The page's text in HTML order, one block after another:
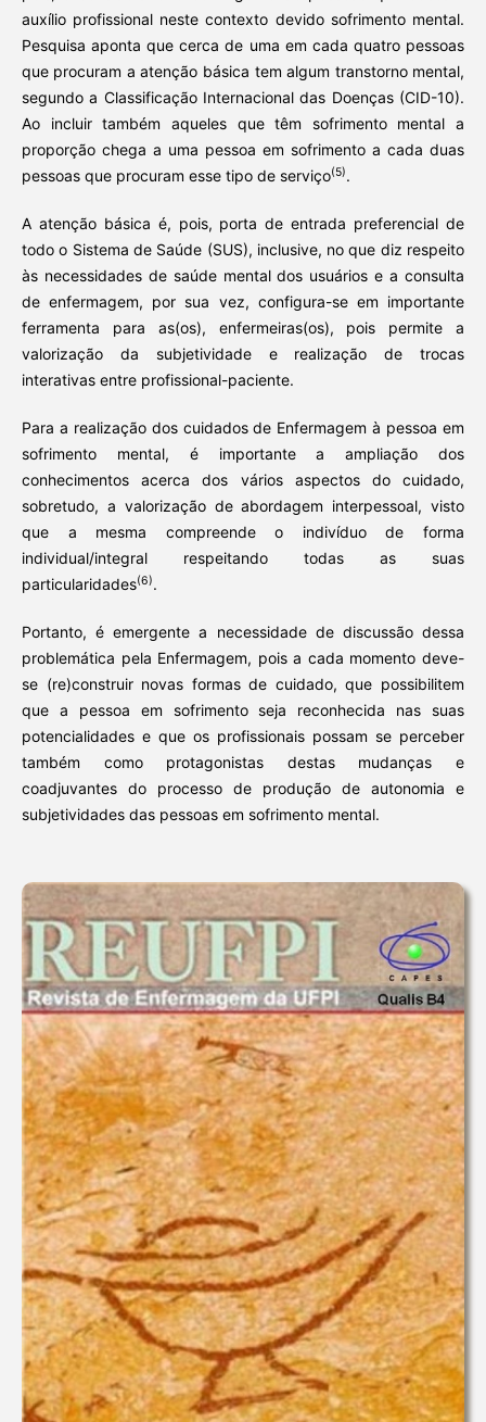
auxílio profissional neste contexto devido sofrimento mental.
Pesquisa aponta que cerca de uma em cada quatro pessoas
que procuram a atenção básica tem algum transtorno mental,
segundo a Classificação Internacional das Doenças (CID-10).
Ao incluir também aqueles que têm sofrimento mental a
proporção chega a uma pessoa em sofrimento a cada duas
pessoas que procuram esse tipo de serviço(5).
A atenção básica é, pois, porta de entrada preferencial de
todo o Sistema de Saúde (SUS), inclusive, no que diz respeito
às necessidades de saúde mental dos usuários e a consulta
de enfermagem, por sua vez, configura-se em importante
ferramenta para as(os), enfermeiras(os), pois permite a
valorização da subjetividade e realização de trocas
interativas entre profissional-paciente.
Para a realização dos cuidados de Enfermagem à pessoa em
sofrimento mental, é importante a ampliação dos
conhecimentos acerca dos vários aspectos do cuidado,
sobretudo, a valorização de abordagem interpessoal, visto
que a mesma compreende o indivíduo de forma
individual/integral respeitando todas as suas
particularidades(6).
Portanto, é emergente a necessidade de discussão dessa
problemática pela Enfermagem, pois a cada momento deve-
se (re)construir novas formas de cuidado, que possibilitem
que a pessoa em sofrimento seja reconhecida nas suas
potencialidades e que os profissionais possam se perceber
também como protagonistas destas mudanças e
coadjuvantes do processo de produção de autonomia e
subjetividades das pessoas em sofrimento mental.